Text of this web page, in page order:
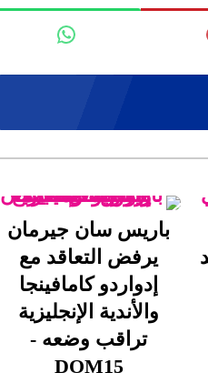
باريس سان جيرمان
يرفض التعاقد مع
إدواردو كامافينجا
والأندية الإنجليزية
تراقب وضعه -
DOM15